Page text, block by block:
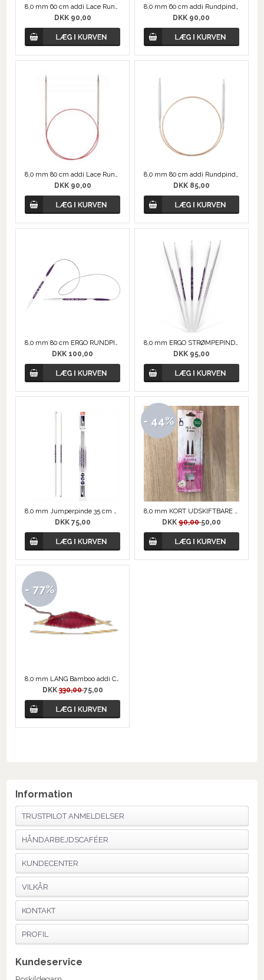
DKK 90,00 DKK 90,00
8,0 mm 80 cm addi Lace Rundpinde
DKK 90,00
8,0 mm 80 cm addi Rundpind, Messing
DKK 85,00
8,0 mm 80 cm ERGO RUNDPIND
DKK 100,00
8,0 mm ERGO STRØMPEPINDE
DKK 95,00
8,0 mm Jumperpinde 35 cm Ergo fra PRYM
DKK 75,00
- 44%
8,0 mm KORT UDSKIFTBARE RUNDPIND, PERFECT fra PONY
DKK90,0050,00
- 77%
8,0 mm LANG Bamboo addi CrasyTrio, strømpepinde,
DKK330,0075,00
Information
TRUSTPILOT ANMELDELSER
HÅNDARBEJDSCAFÉER
KUNDECENTER
VILKÅR
KONTAKT
PROFIL
Kundeservice